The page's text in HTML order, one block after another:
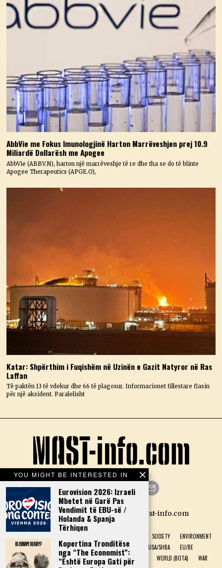
AbbVie me Fokus Imunologjinë Harton Marrëveshjen prej 10.9
Miliardë Dollarësh me Apogee
AbbVie (ABBV.N), harton një marrëveshje të re dhe tha se do të blinte
Apogee Therapeutics (APGE.O),
Katar: Shpërthim i Fuqishëm në Uzinën e Gazit Natyror në Ras
Laffan
Të paktën 13 të vdekur dhe 66 të plagosur. Informacionet fillestare flasin
për një aksident. Paralelisht
YOU MIGHT BE INTERESTED IN
Eurovision 2026: Izraeli
Mbetet në Garë Pas
Vendimit të EBU-së /
Holanda & Spanja
Tërhiqen
Kopertina Tronditëse
nga “The Economist”:
“Është Europa Gati për
Facebook
TwitterInstagram
LinkedIn
Designed by N.D. — Copyright Mast-info.com
SOCIETY
ENVIRONMENT
NATURAL PHENOMENON
HEALTH SPORT USA/SHBA
EU/BE
ALBANIA (SHQIPËRI)
GREECE (GREQI) TECHNOLOGY WORLD (BOTA)
WAR